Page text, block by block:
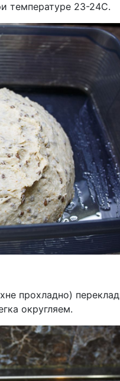
температуре 23-24С.
прохладно)
округляем.